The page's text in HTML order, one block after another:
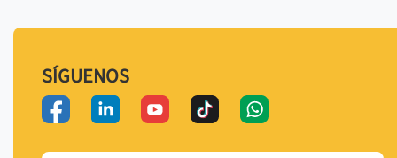
SÍGUENOS